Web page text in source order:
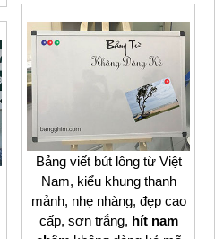
Bảng viết bút lông từ Việt
Nam, kiểu khung thanh
mảnh, nhẹ nhàng, đẹp cao
cấp, sơn trắng, hít nam